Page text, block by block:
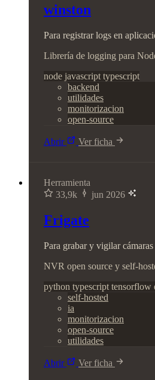
winston
Para registrar logs en
Librería de logging para
node javascript typescript
backend
utilidades
monitorizacion
open-source
Abrir Ver ficha
Herramienta
33,9k
jun 2026
Frigate
Para grabar y vigilar
NVR open source y self-
python typescript tensorflow
self-hosted
ia
monitorizacion
open-source
utilidades
Abrir Ver ficha